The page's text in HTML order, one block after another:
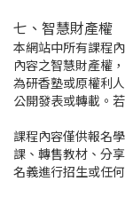
七、智慧財產權
本網站中所有課程
內容之智慧財產權
為研香塾或原權利
公開發表或轉載。
課程內容僅供報名
課、轉售教材、分
名義進行招生或任